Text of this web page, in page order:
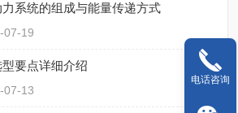
系统的组成与能量传递方式
07-19
要点详细介绍
07-13
电话咨询